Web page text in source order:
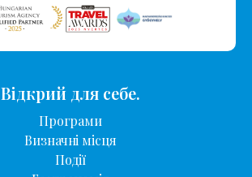
Відкрий для себе.
Програми
Визначні місця
Події